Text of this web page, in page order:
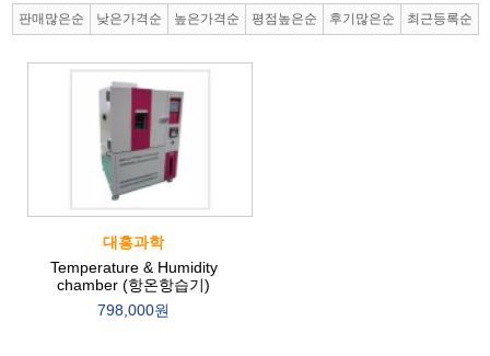
판매많은순 낮은가격순 높은가격순 평점높은순 후기많은순 최근등록순
대흥과학
Temperature & Humidity
chamber (항온항습기)
798,000원